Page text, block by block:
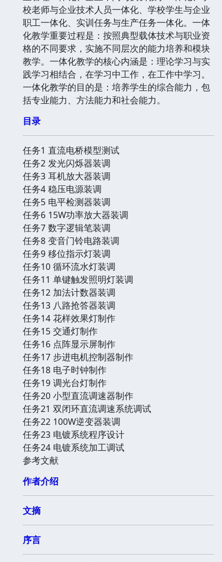
校老师与企业技术人员一体化、学校学生与企业
职工一体化、实训任务与生产任务一体化。一体
化教学重要过程是：按照典型载体技术与职业资
格的不同要求，实施不同层次的能力培养和模块
教学。一体化教学的核心内涵是：理论学习与实
践学习相结合，在学习中工作，在工作中学习。
一体化教学的目的是：培养学生的综合能力，包
括专业能力、方法能力和社会能力。
目录
任务1 直流电桥模型测试
任务2 发光闪烁器装调
任务3 耳机放大器装调
任务4 稳压电源装调
任务5 电平检测器装调
任务6 15W功率放大器装调
任务7 数字逻辑笔装调
任务8 变音门铃电路装调
任务9 移位指示灯装调
任务10 循环流水灯装调
任务11 单键触发照明灯装调
任务12 加法计数器装调
任务13 八路抢答器装调
任务14 花样效果灯制作
任务15 交通灯制作
任务16 点阵显示屏制作
任务17 步进电机控制器制作
任务18 电子时钟制作
任务19 调光台灯制作
任务20 小型直流调速器制作
任务21 双闭环直流调速系统调试
任务22 100W逆变器装调
任务23 电镀系统程序设计
任务24 电镀系统加工调试
参考文献
作者介绍
文摘
序言